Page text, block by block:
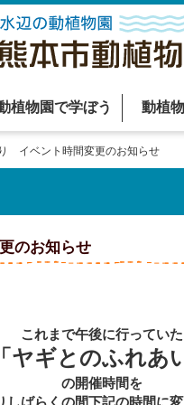
植物園で学ぼう 動植
イベント時間変更のお知らせ
のお知らせ
これまで午後に行っていた
「ヤギとのふれあ
の開催時間を
しばらくの間下記の時間に変